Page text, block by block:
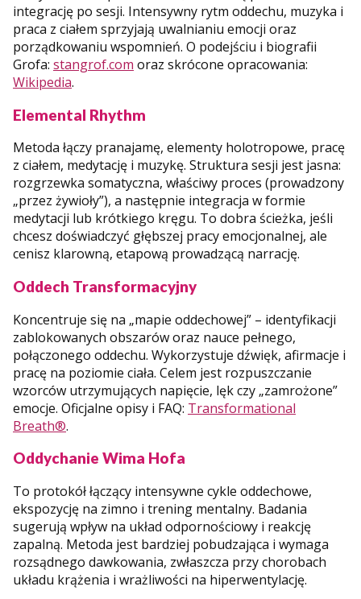
integrację po sesji. Intensywny rytm oddechu, muzyka i
praca z ciałem sprzyjają uwalnianiu emocji oraz
porządkowaniu wspomnień. O podejściu i biografii
Grofa: stangrof.com oraz skrócone opracowania:
Wikipedia.
Elemental Rhythm
Metoda łączy pranajamę, elementy holotropowe, pracę
z ciałem, medytację i muzykę. Struktura sesji jest jasna:
rozgrzewka somatyczna, właściwy proces (prowadzony
„przez żywioły”), a następnie integracja w formie
medytacji lub krótkiego kręgu. To dobra ścieżka, jeśli
chcesz doświadczyć głębszej pracy emocjonalnej, ale
cenisz klarowną, etapową prowadzącą narrację.
Oddech Transformacyjny
Koncentruje się na „mapie oddechowej” – identyfikacji
zablokowanych obszarów oraz nauce pełnego,
połączonego oddechu. Wykorzystuje dźwięk, afirmacje i
pracę na poziomie ciała. Celem jest rozpuszczanie
wzorców utrzymujących napięcie, lęk czy „zamrożone”
emocje. Oficjalne opisy i FAQ: Transformational
Breath®.
Oddychanie Wima Hofa
To protokół łączący intensywne cykle oddechowe,
ekspozycję na zimno i trening mentalny. Badania
sugerują wpływ na układ odpornościowy i reakcję
zapalną. Metoda jest bardziej pobudzająca i wymaga
rozsądnego dawkowania, zwłaszcza przy chorobach
układu krążenia i wrażliwości na hiperwentylację.